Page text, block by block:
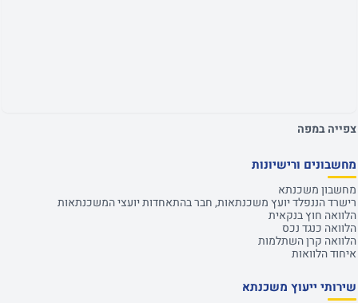
צפייה במפה
מחשבונים ורישיונות
מחשבון משכנתא
רישרד הננפלד יועץ משכנתאות, חבר בהתאחדות יועצי המשכנתאות
הלוואה חוץ בנקאית
הלוואה כנגד נכס
הלוואה קרן השתלמות
איחוד הלוואות
שירותי ייעוץ משכנתא